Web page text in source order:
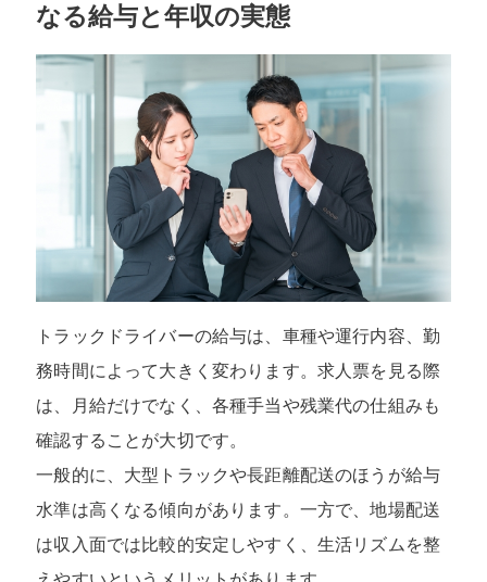
なる給与と年収の実態
トラックドライバーの給与は、車種や運行内容、勤
務時間によって大きく変わります。求人票を見る際
は、月給だけでなく、各種手当や残業代の仕組みも
確認することが大切です。
一般的に、大型トラックや長距離配送のほうが給与
水準は高くなる傾向があります。一方で、地場配送
は収入面では比較的安定しやすく、生活リズムを整